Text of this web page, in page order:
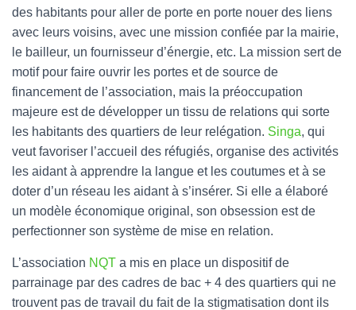
des habitants pour aller de porte en porte nouer des liens
avec leurs voisins, avec une mission confiée par la mairie,
le bailleur, un fournisseur d’énergie, etc. La mission sert de
motif pour faire ouvrir les portes et de source de
financement de l’association, mais la préoccupation
majeure est de développer un tissu de relations qui sorte
les habitants des quartiers de leur relégation. Singa, qui
veut favoriser l’accueil des réfugiés, organise des activités
les aidant à apprendre la langue et les coutumes et à se
doter d’un réseau les aidant à s’insérer. Si elle a élaboré
un modèle économique original, son obsession est de
perfectionner son système de mise en relation.
L’association NQT a mis en place un dispositif de
parrainage par des cadres de bac + 4 des quartiers qui ne
trouvent pas de travail du fait de la stigmatisation dont ils